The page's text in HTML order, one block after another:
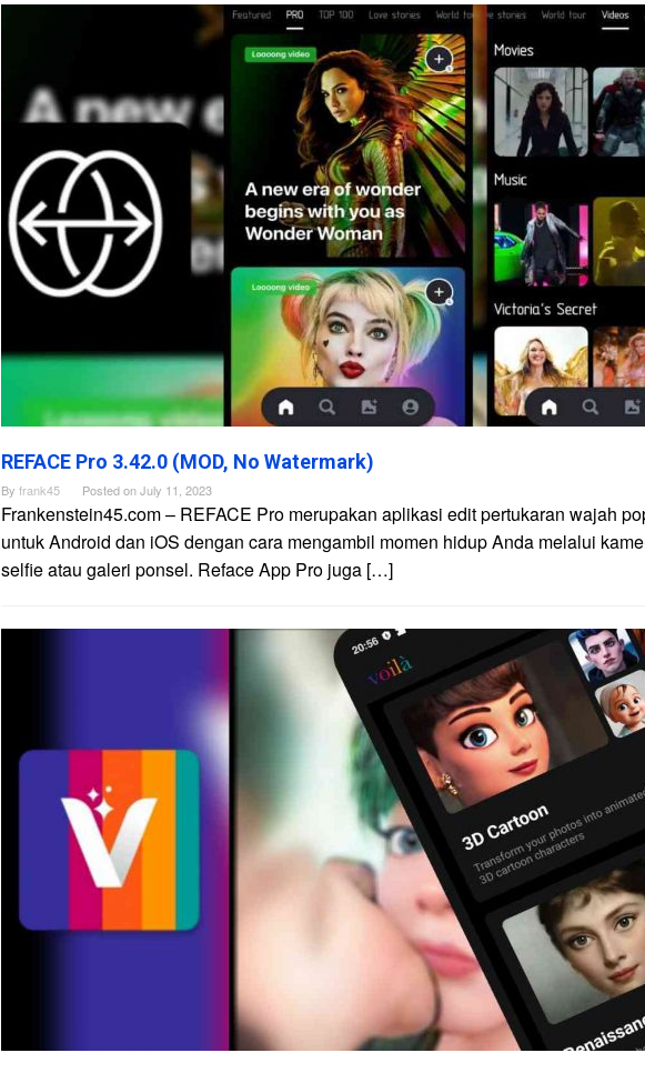
REFACE Pro 3.42.0 (MOD, No Watermark)
By frank45 Posted onJuly 11, 2023
Frankenstein45.com – REFACE Pro merupakan aplikasi edit pertukaran wajah
untuk Android dan iOS dengan cara mengambil momen hidup Anda melalui
selfie atau galeri ponsel. Reface App Pro juga […]